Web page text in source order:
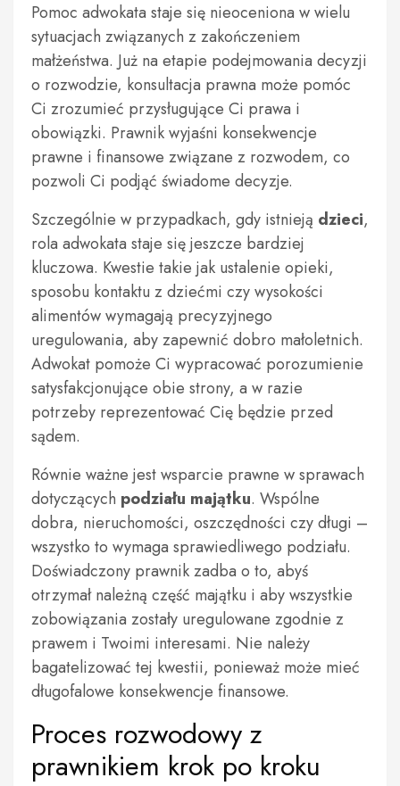
Pomoc adwokata staje się nieoceniona w wielu
sytuacjach związanych z zakończeniem
małżeństwa. Już na etapie podejmowania decyzji
o rozwodzie, konsultacja prawna może pomóc
Ci zrozumieć przysługujące Ci prawa i
obowiązki. Prawnik wyjaśni konsekwencje
prawne i finansowe związane z rozwodem, co
pozwoli Ci podjąć świadome decyzje.
Szczególnie w przypadkach, gdy istnieją dzieci,
rola adwokata staje się jeszcze bardziej
kluczowa. Kwestie takie jak ustalenie opieki,
sposobu kontaktu z dziećmi czy wysokości
alimentów wymagają precyzyjnego
uregulowania, aby zapewnić dobro małoletnich.
Adwokat pomoże Ci wypracować porozumienie
satysfakcjonujące obie strony, a w razie
potrzeby reprezentować Cię będzie przed
sądem.
Równie ważne jest wsparcie prawne w sprawach
dotyczących podziału majątku. Wspólne
dobra, nieruchomości, oszczędności czy długi –
wszystko to wymaga sprawiedliwego podziału.
Doświadczony prawnik zadba o to, abyś
otrzymał należną część majątku i aby wszystkie
zobowiązania zostały uregulowane zgodnie z
prawem i Twoimi interesami. Nie należy
bagatelizować tej kwestii, ponieważ może mieć
długofalowe konsekwencje finansowe.
Proces rozwodowy z
prawnikiem krok po kroku